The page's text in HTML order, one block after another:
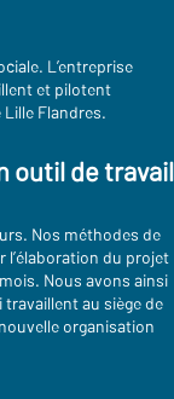
L’entreprise
et pilotent
Lille Flandres.
outil de travail
Nos méthodes de
du projet
Nous avons ainsi
travaillent au siège de
organisation